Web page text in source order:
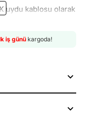
uydu kablosu olarak
fiziksel köpük
anten
iş günü kargoda!